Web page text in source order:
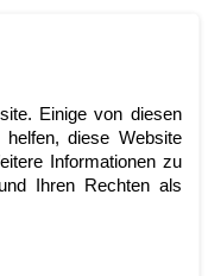
Einige von diesen
diese Website
Informationen zu
Ihren Rechten als